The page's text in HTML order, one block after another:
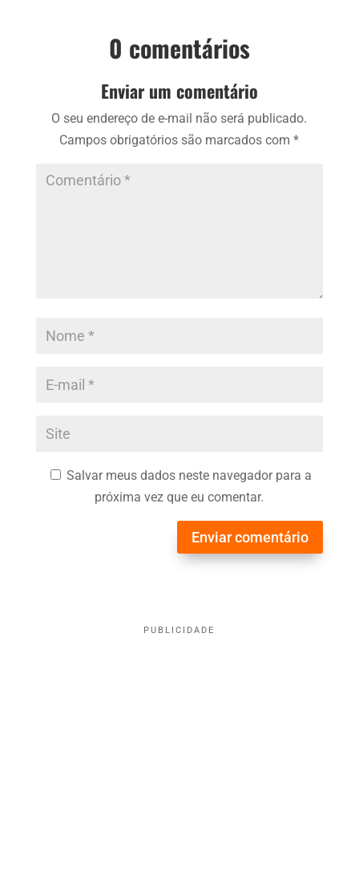
0 comentários
Enviar um comentário
O seu endereço de e-mail não será publicado.
Campos obrigatórios são marcados com*
Salvar meus dados neste navegador para a
próxima vez que eu comentar.
Enviar comentário
PUBLICIDADE